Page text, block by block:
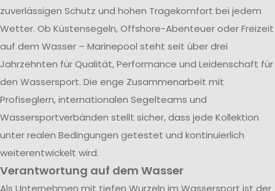
zuverlässigen Schutz und hohen Tragekomfort bei jedem
Wetter. Ob Küstensegeln, Offshore-Abenteuer oder Freizeit
auf dem Wasser – Marinepool steht seit über drei
Jahrzehnten für Qualität, Performance und Leidenschaft für
den Wassersport. Die enge Zusammenarbeit mit
Profiseglern, internationalen Segelteams und
Wassersportverbänden stellt sicher, dass jede Kollektion
unter realen Bedingungen getestet und kontinuierlich
weiterentwickelt wird.
Verantwortung auf dem Wasser
Als Unternehmen mit tiefen Wurzeln im Wassersport ist der